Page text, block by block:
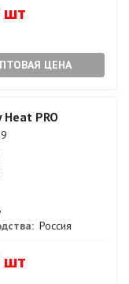
шт
ЦЕНА
PRO
Россия
шт